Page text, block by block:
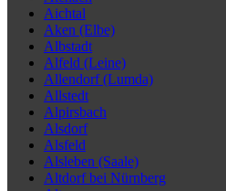
Aichtal
Aken (Elbe)
Albstadt
Alfeld (Leine)
Allendorf (Lumda)
Allstedt
Alpirsbach
Alsdorf
Alsfeld
Alsleben (Saale)
Altdorf bei Nürnberg